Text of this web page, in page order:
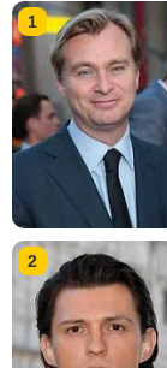
1
2